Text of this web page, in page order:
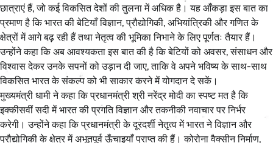
छात्राएं हैं, जो कई विकसित देशों की तुलना में अधिक है। यह आँकड़ा इस बात का
प्रमाण है कि भारत की बेटियाँ विज्ञान, प्रौद्योगिकी, अभियांत्रिकी और गणित के
क्षेत्रों में आगे बढ़ रही हैं तथा नेतृत्व की भूमिका निभाने के लिए पूर्णतः तैयार हैं।
उन्होंने कहा कि अब आवश्यकता इस बात की है कि बेटियों को अवसर, संसाधन और
विश्वास देकर उनके सपनों को उड़ान दी जाए, ताकि वे अपने भविष्य के साथ-साथ
विकसित भारत के संकल्प को भी साकार करने में योगदान दे सकें।
मुख्यमंत्री धामी ने कहा कि प्रधानमंत्री श्री नरेंद्र मोदी का स्पष्ट मत है कि
इक्कीसवीं सदी में भारत की प्रगति विज्ञान और तकनीकी नवाचार पर निर्भर
करेगी। उन्होंने कहा कि प्रधानमंत्री के दूरदर्शी नेतृत्व में भारत ने विज्ञान और
प्रौद्योगिकी के क्षेत्र में अभूतपूर्व ऊँचाइयाँ प्राप्त की हैं। कोरोना वैक्सीन निर्माण,